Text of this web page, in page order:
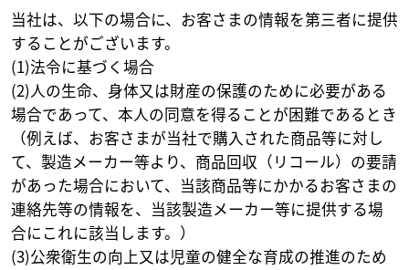
当社は、以下の場合に、お客さまの情報を第三者に提供
することがございます。
(1)法令に基づく場合
(2)人の生命、身体又は財産の保護のために必要がある
場合であって、本人の同意を得ることが困難であるとき
（例えば、お客さまが当社で購入された商品等に対し
て、製造メーカー等より、商品回収（リコール）の要請
があった場合において、当該商品等にかかるお客さまの
連絡先等の情報を、当該製造メーカー等に提供する場
合にこれに該当します。）
(3)公衆衛生の向上又は児童の健全な育成の推進のため